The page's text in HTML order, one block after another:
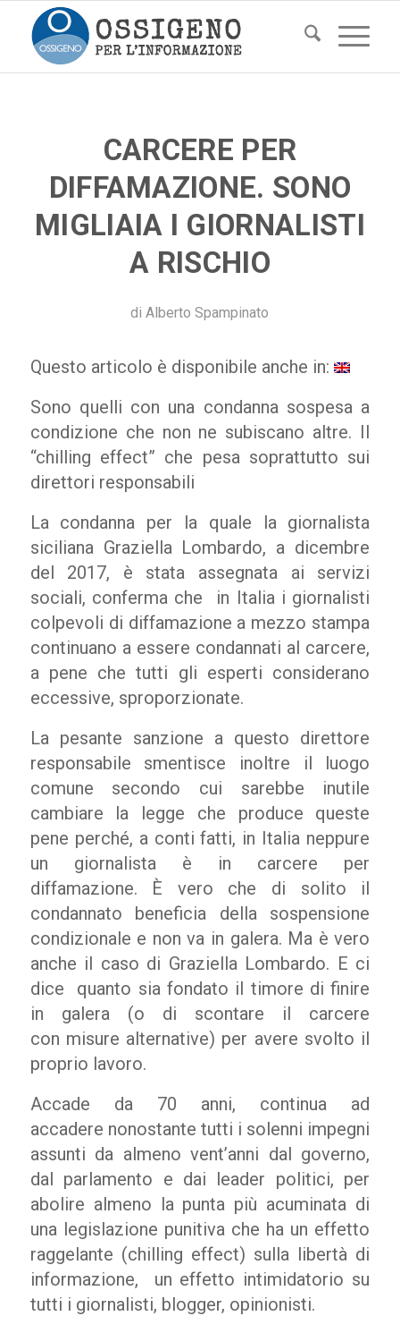
CARCERE PER
DIFFAMAZIONE. SONO
MIGLIAIA I GIORNALISTI
A RISCHIO
diAlberto Spampinato
Questo articolo è disponibile anche in:
Sono quelli con una condanna sospesa a
condizione che non ne subiscano altre. Il
“chilling effect” che pesa soprattutto sui
direttori responsabili
La condanna per la quale la giornalista
siciliana Graziella Lombardo, a dicembre
del 2017, è stata assegnata ai servizi
sociali, conferma che in Italia i giornalisti
colpevoli di diffamazione a mezzo stampa
continuano a essere condannati al carcere,
a pene che tutti gli esperti considerano
eccessive, sproporzionate.
La pesante sanzione a questo direttore
responsabile smentisce inoltre il luogo
comune secondo cui sarebbe inutile
cambiare la legge che produce queste
pene perché, a conti fatti, in Italia neppure
un giornalista è in carcere per
diffamazione. È vero che di solito il
condannato beneficia della sospensione
condizionale e non va in galera. Ma è vero
anche il caso di Graziella Lombardo. E ci
dice quanto sia fondato il timore di finire
in galera (o di scontare il carcere
con misure alternative) per avere svolto il
proprio lavoro.
Accade da 70 anni, continua ad
accadere nonostante tutti i solenni impegni
assunti da almeno vent’anni dal governo,
dal parlamento e dai leader politici, per
abolire almeno la punta più acuminata di
una legislazione punitiva che ha un effetto
raggelante (chilling effect) sulla libertà di
informazione, un effetto intimidatorio su
tutti i giornalisti, blogger, opinionisti.